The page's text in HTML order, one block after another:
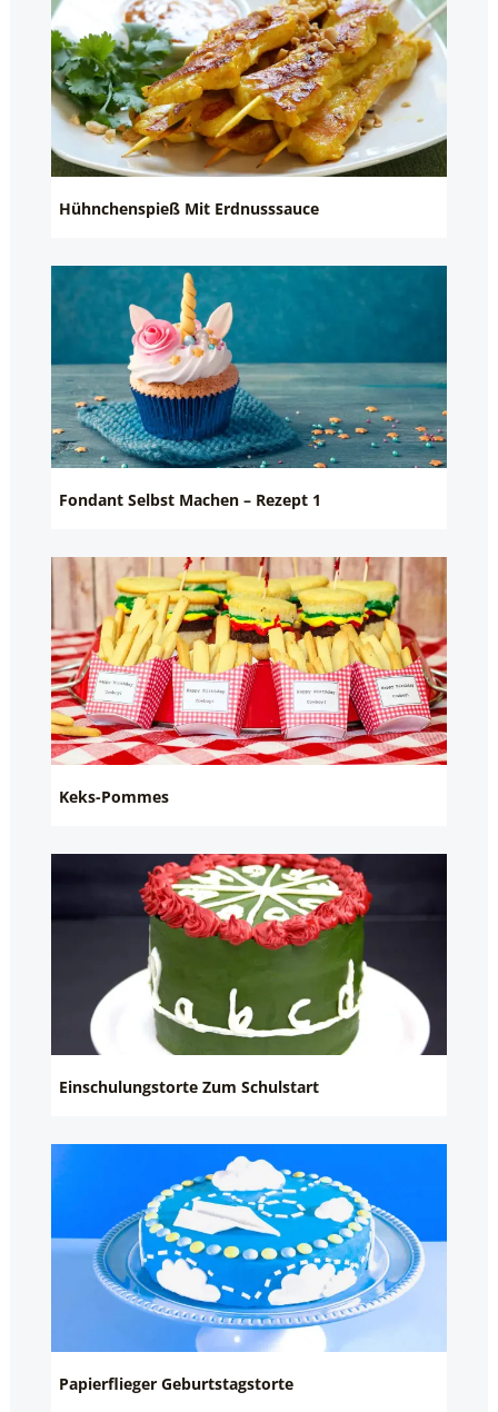
Hühnchenspieß Mit Erdnusssauce
Fondant Selbst Machen – Rezept 1
Keks-Pommes
Einschulungstorte Zum Schulstart
Papierflieger Geburtstagstorte